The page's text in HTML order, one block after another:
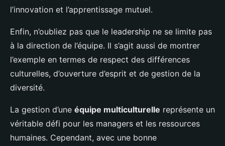
l’innovation et l’apprentissage mutuel.
Enfin, n’oubliez pas que le leadership ne se limite pas
à la direction de l’équipe. Il s’agit aussi de montrer
l’exemple en termes de respect des différences
culturelles, d’ouverture d’esprit et de gestion de la
diversité.
La gestion d’une équipe multiculturelle représente un
véritable défi pour les managers et les ressources
humaines. Cependant, avec une bonne